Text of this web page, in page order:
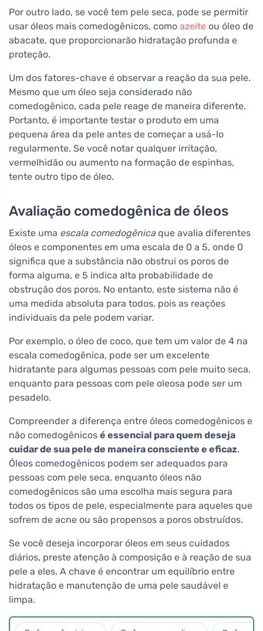
Por outro lado, se você tem pele seca, pode se permitir
usar óleos mais comedogênicos, como azeite ou óleo de
abacate, que proporcionarão hidratação profunda e
proteção.
Um dos fatores-chave é observar a reação da sua pele.
Mesmo que um óleo seja considerado não
comedogênico, cada pele reage de maneira diferente.
Portanto, é importante testar o produto em uma
pequena área da pele antes de começar a usá-lo
regularmente. Se você notar qualquer irritação,
vermelhidão ou aumento na formação de espinhas,
tente outro tipo de óleo.
Avaliação comedogênica de óleos
Existe uma escala comedogênicaque avalia diferentes
óleos e componentes em uma escala de 0 a 5, onde 0
significa que a substância não obstrui os poros de
forma alguma, e 5 indica alta probabilidade de
obstrução dos poros. No entanto, este sistema não é
uma medida absoluta para todos, pois as reações
individuais da pele podem variar.
Por exemplo, o óleo de coco, que tem um valor de 4 na
escala comedogênica, pode ser um excelente
hidratante para algumas pessoas com pele muito seca,
enquanto para pessoas com pele oleosa pode ser um
pesadelo.
Compreender a diferença entre óleos comedogênicos e
não comedogênicos é essencial para quem deseja
cuidar de sua pele de maneira consciente e eficaz.
Óleos comedogênicos podem ser adequados para
pessoas com pele seca, enquanto óleos não
comedogênicos são uma escolha mais segura para
todos os tipos de pele, especialmente para aqueles que
sofrem de acne ou são propensos a poros obstruídos.
Se você deseja incorporar óleos em seus cuidados
diários, preste atenção à composição e à reação de sua
pele a eles. A chave é encontrar um equilíbrio entre
hidratação e manutenção de uma pele saudável e
limpa.